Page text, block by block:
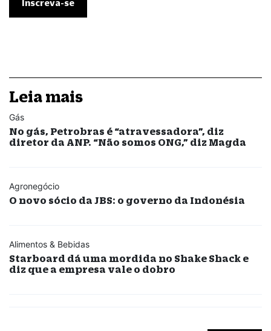
Leia mais
Gás
No gás, Petrobras é “atravessadora”, diz
diretor da ANP. “Não somos ONG,” diz Magda
Agronegócio
O novo sócio da JBS: o governo da Indonésia
Alimentos & Bebidas
Starboard dá uma mordida no Shake Shack e
diz que a empresa vale o dobro